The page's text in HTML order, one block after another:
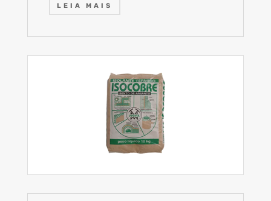
LEIA MAIS